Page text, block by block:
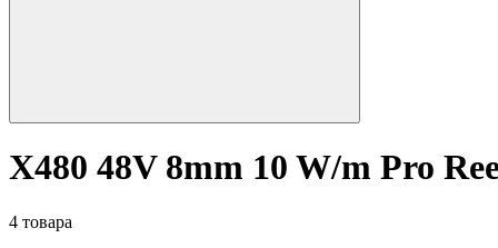
X480 48V 8mm 10 W/m Pro
4 товара